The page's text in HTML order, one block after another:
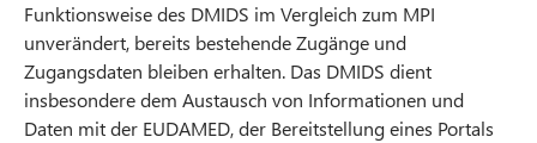
Funktionsweise des DMIDS im Vergleich zum MPI
unverändert, bereits bestehende Zugänge und
Zugangsdaten bleiben erhalten. Das DMIDS dient
insbesondere dem Austausch von Informationen und
Daten mit der EUDAMED, der Bereitstellung eines Portals